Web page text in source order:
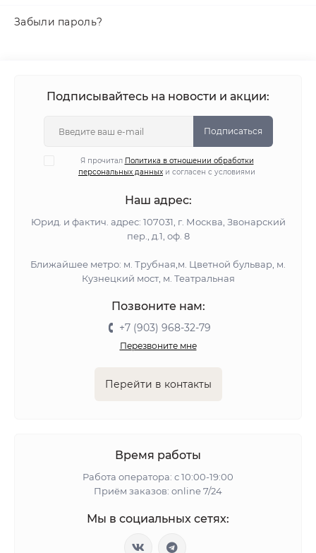
Забыли пароль?
Подписывайтесь на новости и акции:
Подписаться
Я прочитал Политика в отношении обработки
персональных данных и согласен с условиями
Наш адрес:
Юрид. и фактич. адрес: 107031, г. Москва, Звонарский
пер., д.1, оф. 8
Ближайшее метро: м. Трубная,м. Цветной бульвар, м.
Кузнецкий мост, м. Театральная
Позвоните нам:
+7 (903) 968-32-79
Перезвоните мне
Перейти в контакты
Время работы
Работа оператора: с 10:00-19:00
Приём заказов: online 7/24
Мы в социальных сетях: